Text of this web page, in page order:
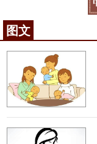
图文